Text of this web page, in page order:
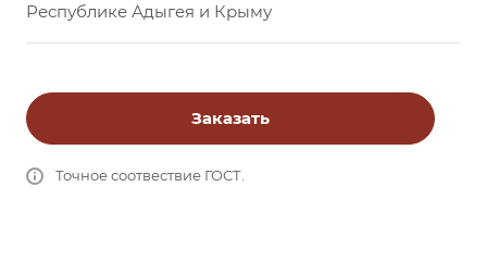
Республике Адыгея и Крыму
Заказать
Точное соотвествие ГОСТ.